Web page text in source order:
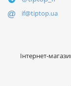
if@tiptop.ua
Інтернет-